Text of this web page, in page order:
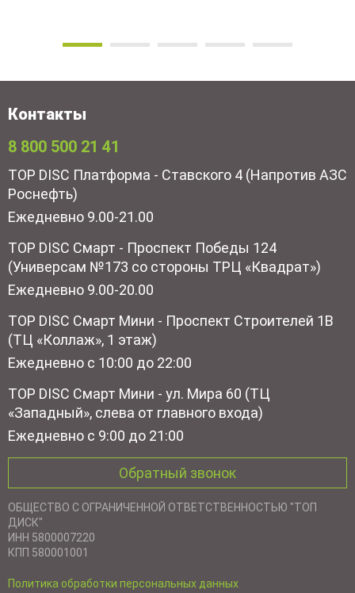
Контакты
8 800 500 21 41
TOP DISC Платформа - Ставского 4 (Напротив АЗС
Роснефть)
Ежедневно 9.00-21.00
TOP DISC Смарт - Проспект Победы 124
(Универсам №173 со стороны ТРЦ «Квадрат»)
Ежедневно 9.00-20.00
TOP DISC Смарт Мини - Проспект Строителей 1В
(ТЦ «Коллаж», 1 этаж)
Ежедневно с 10:00 до 22:00
TOP DISC Смарт Мини - ул. Мира 60 (ТЦ
«Западный», слева от главного входа)
Ежедневно с 9:00 до 21:00
Обратный звонок
ОБЩЕСТВО С ОГРАНИЧЕННОЙ ОТВЕТСТВЕННОСТЬЮ "ТОП
ДИСК"
ИНН 5800007220
КПП 580001001
Политика обработки персональных данных